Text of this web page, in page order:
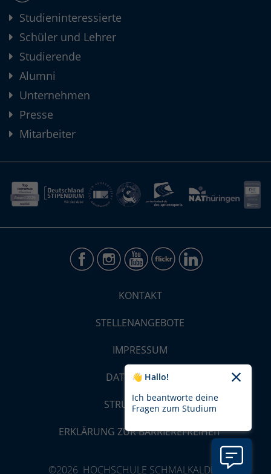
Studieninteressierte
Schüler und Lehrer
Studierende
Alumni
Unternehmen
Presse
Mitarbeiter
KONTAKT
STELLENANGEBOTE
IMPRESSUM
DATENSCHUTZ
STRUKTUR-MAP
ERKLÄRUNG ZUR BARRIEREFREIHEIT
©2026 HOCHSCHULE SCHMALKALDEN
👋 Hallo!
Ich beantworte deine
Fragen zum Studium